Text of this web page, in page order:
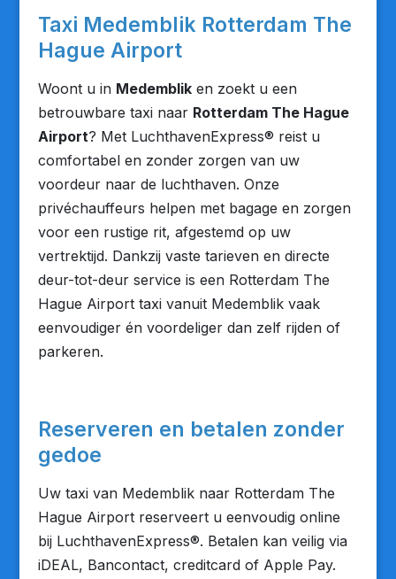
Taxi Medemblik Rotterdam The
Hague Airport
Woont u in Medembliken zoekt u een
betrouwbare taxi naar Rotterdam The Hague
Airport? Met LuchthavenExpress® reist u
comfortabel en zonder zorgen van uw
voordeur naar de luchthaven. Onze
privéchauffeurs helpen met bagage en zorgen
voor een rustige rit, afgestemd op uw
vertrektijd. Dankzij vaste tarieven en directe
deur-tot-deur service is een Rotterdam The
Hague Airport taxi vanuit Medemblik vaak
eenvoudiger én voordeliger dan zelf rijden of
parkeren.
Reserveren en betalen zonder
gedoe
Uw taxi van Medemblik naar Rotterdam The
Hague Airport reserveert u eenvoudig online
bij LuchthavenExpress®. Betalen kan veilig via
iDEAL, Bancontact, creditcard of Apple Pay.